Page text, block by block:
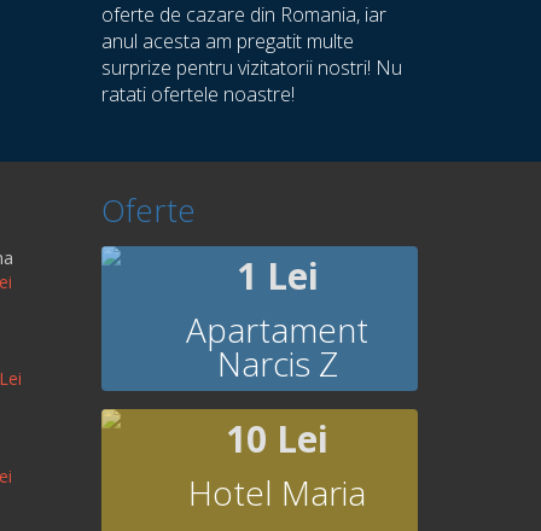
oferte de cazare din Romania, iar
anul acesta am pregatit multe
surprize pentru vizitatorii nostri! Nu
ratati ofertele noastre!
Oferte
1 Lei
Apartament
Narcis Z
10 Lei
Hotel Maria